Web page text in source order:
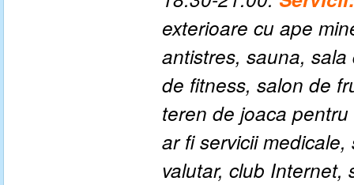
exterioare cu ape
antistres, sauna,
de fitness, salon de
teren de joaca
ar fi servicii
valutar, club Internet,